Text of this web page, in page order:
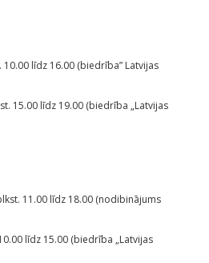
līdz 16.00 (biedrība” Latvijas
15.00 līdz 19.00 (biedrība „Latvijas
11.00 līdz 18.00 (nodibinājums
līdz 15.00 (biedrība „Latvijas